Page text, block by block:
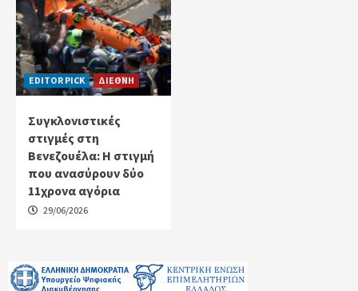
EDITOR PICK ΔΙΕΘΝΗ
Συγκλονιστικές
στιγμές στη
Βενεζουέλα: Η στιγμή
που ανασύρουν δύο
11χρονα αγόρια
29/06/2026